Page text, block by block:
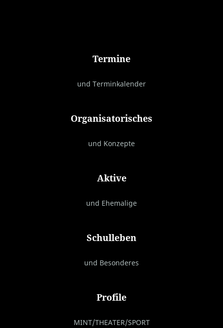
Termine
und Terminkalender
Organisatorisches
und Konzepte
Aktive
und Ehemalige
Schulleben
und Besonderes
Profile
MINT/THEATER/SPORT